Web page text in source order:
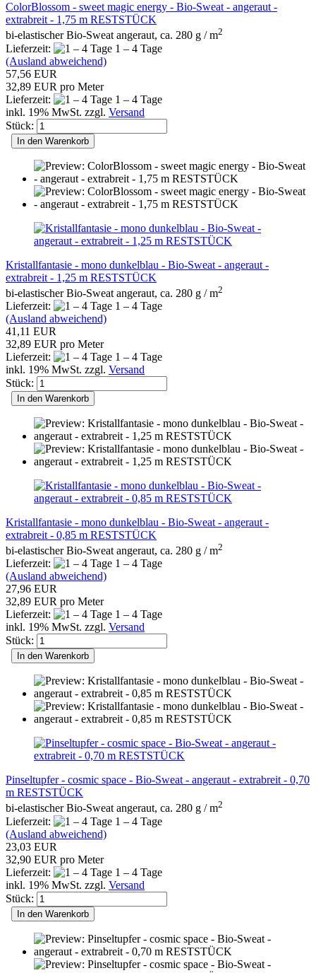
ColorBlossom - sweet magic energy - Bio-Sweat - angeraut -
extrabreit - 1,75 m RESTSTÜCK
bi-elastischer Bio-Sweat angeraut, ca. 280 g / m2
Lieferzeit:
1 – 4 Tage
(Ausland abweichend)
57,56 EUR
32,89 EUR pro Meter
Lieferzeit:
1 – 4 Tage
inkl. 19% MwSt. zzgl. Versand
Stück:
In den Warenkorb
Kristallfantasie - mono dunkelblau - Bio-Sweat - angeraut -
extrabreit - 1,25 m RESTSTÜCK
bi-elastischer Bio-Sweat angeraut, ca. 280 g / m2
Lieferzeit:
1 – 4 Tage
(Ausland abweichend)
41,11 EUR
32,89 EUR pro Meter
Lieferzeit:
1 – 4 Tage
inkl. 19% MwSt. zzgl. Versand
Stück:
In den Warenkorb
Kristallfantasie - mono dunkelblau - Bio-Sweat - angeraut -
extrabreit - 0,85 m RESTSTÜCK
bi-elastischer Bio-Sweat angeraut, ca. 280 g / m2
Lieferzeit:
1 – 4 Tage
(Ausland abweichend)
27,96 EUR
32,89 EUR pro Meter
Lieferzeit:
1 – 4 Tage
inkl. 19% MwSt. zzgl. Versand
Stück:
In den Warenkorb
Pinseltupfer - cosmic space - Bio-Sweat - angeraut - extrabreit - 0,70
m RESTSTÜCK
bi-elastischer Bio-Sweat angeraut, ca. 280 g / m2
Lieferzeit:
1 – 4 Tage
(Ausland abweichend)
23,03 EUR
32,90 EUR pro Meter
Lieferzeit:
1 – 4 Tage
inkl. 19% MwSt. zzgl. Versand
Stück:
In den Warenkorb